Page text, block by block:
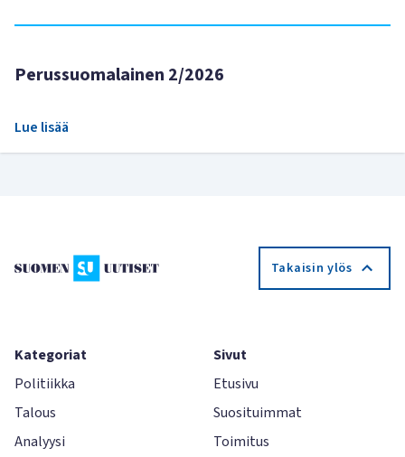
Perussuomalainen 2/2026
Lue lisää
Takaisin ylös
Kategoriat
Politiikka
Talous
Analyysi
Sivut
Etusivu
Suosituimmat
Toimitus